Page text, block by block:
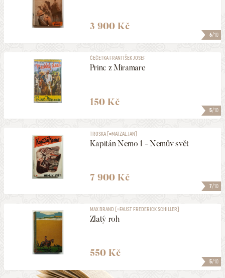
6/10
3 900 Kč
5/10
ČEČETKA FRANTIŠEK JOSEF
Princ z Miramare
150 Kč
7/10
TROSKA [=MATZAL JAN]
Kapitán Nemo 1 - Nemův svět
7 900 Kč
5/10
MAX BRAND [=FAUST FREDERICK SCHILLER]
Zlatý roh
550 Kč